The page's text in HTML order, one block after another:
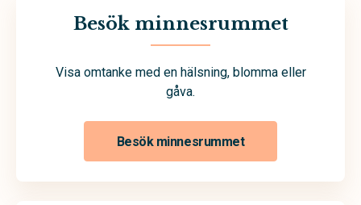
Besök minnesrummet
Visa omtanke med en hälsning, blomma eller
gåva.
Besök minnesrummet